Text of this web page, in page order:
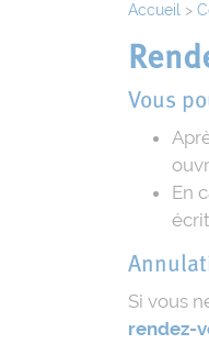
Accueil >
Vous
En
Si vous
rendez-